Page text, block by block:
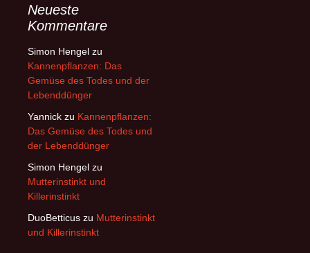
Neueste
Kommentare
Simon Hengel zu
Kannenpflanzen: Das
Gemüse des Todes und der
Lebenddünger
Yannick zu Kannenpflanzen:
Das Gemüse des Todes und
der Lebenddünger
Simon Hengel zu
Mutterinstinkt und
Killerinstinkt
DuoBetticus zu Mutterinstinkt
und Killerinstinkt